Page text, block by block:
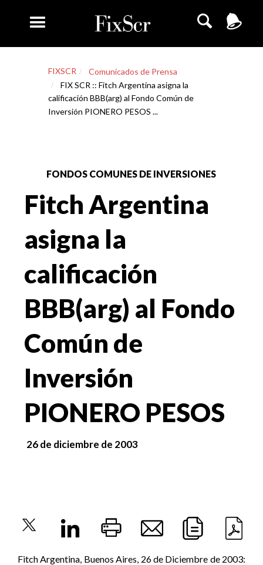
FIXSCR
Comunicados de Prensa
FIX SCR :: Fitch Argentina asigna la
calificación BBB(arg) al Fondo Común de
Inversión PIONERO PESOS ...
FONDOS COMUNES DE INVERSIONES
Fitch Argentina
asigna la
calificación
BBB(arg) al Fondo
Común de
Inversión
PIONERO PESOS
26 de diciembre de 2003
Fitch Argentina, Buenos Aires, 26 de Diciembre de 2003: